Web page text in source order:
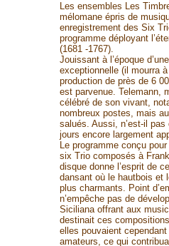
Les ensembles Les
mélomane épris de
enregistrement des Six
programme déployant
(1681 -1767).
Jouissant à l’époque
exceptionnelle (il mourra à
production de près de 6
est parvenue. Telemann,
célébré de son vivant,
nombreux postes, mais
salués. Aussi, n’est-il
jours encore largement
Le programme conçu
six Trio composés à
disque donne l’esprit de
dansant où le hautbois et
plus charmants. Point
n’empêche pas de
Siciliana offrant aux
destinait ces
elles pouvaient
amateurs, ce qui